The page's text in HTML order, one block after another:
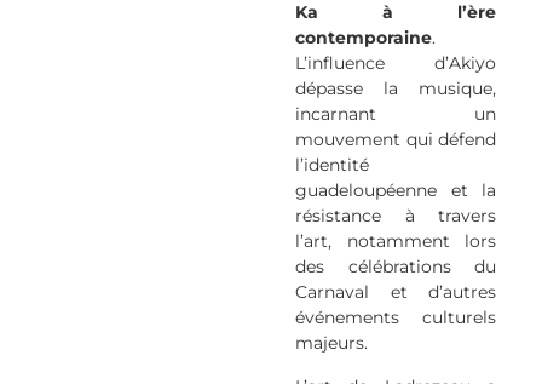
Ka à l’ère
contemporaine.
L’influence d’Akiyo
dépasse la musique,
incarnant un
mouvement qui défend
l’identité
guadeloupéenne et la
résistance à travers
l’art, notamment lors
des célébrations du
Carnaval et d’autres
événements culturels
majeurs.